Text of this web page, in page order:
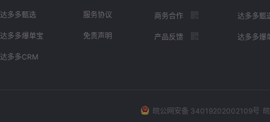
达多多甄选
达多多爆单宝
达多多CRM
服务协议
免责声明
商务合作
产品反馈
达多多甄
达多多爆
皖公网安备 34019202002109号